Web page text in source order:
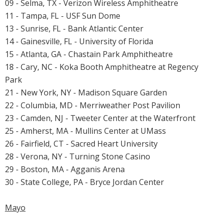
09 - Selma, TX - Verizon Wireless Amphitheatre
11 - Tampa, FL - USF Sun Dome
13 - Sunrise, FL - Bank Atlantic Center
14 - Gainesville, FL - University of Florida
15 - Atlanta, GA - Chastain Park Amphitheatre
18 - Cary, NC - Koka Booth Amphitheatre at Regency
Park
21 - New York, NY - Madison Square Garden
22 - Columbia, MD - Merriweather Post Pavilion
23 - Camden, NJ - Tweeter Center at the Waterfront
25 - Amherst, MA - Mullins Center at UMass
26 - Fairfield, CT - Sacred Heart University
28 - Verona, NY - Turning Stone Casino
29 - Boston, MA - Agganis Arena
30 - State College, PA - Bryce Jordan Center
Mayo